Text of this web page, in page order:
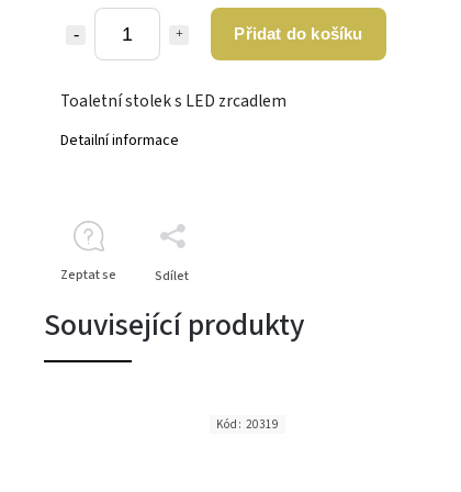
Přidat do košíku
Toaletní stolek s LED zrcadlem
Detailní informace
Zeptat se Sdílet
Související produkty
Kód: 20319